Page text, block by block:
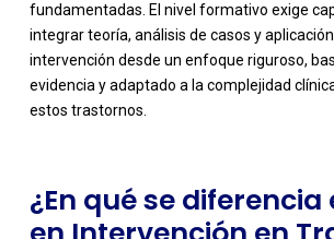
fundamentadas. El nivel formativo exige
integrar teoría, análisis de casos y
intervención desde un enfoque riguroso,
evidencia y adaptado a la complejidad
estos trastornos.
-
¿En qué se diferencia